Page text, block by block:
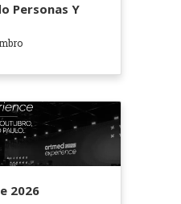
Personas Y
2026